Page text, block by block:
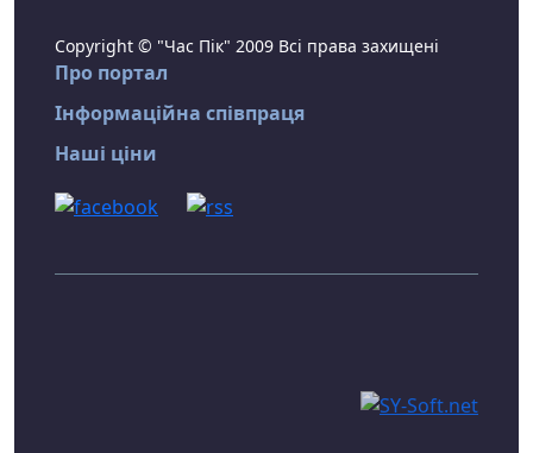
Copyright © "Час Пік" 2009 Всі права захищені
Про портал
Інформаційна співпраця
Наші ціни